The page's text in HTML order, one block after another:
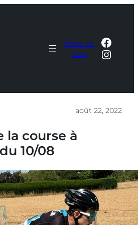
Faire un
don
août 22, 2022
la course à
10/08